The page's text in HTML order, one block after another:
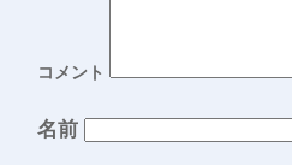
コメント
名前